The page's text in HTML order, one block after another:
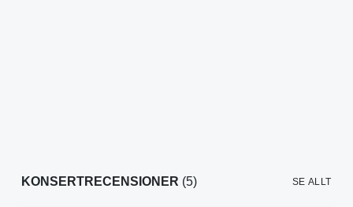
KONSERTRECENSIONER (5) SE ALLT